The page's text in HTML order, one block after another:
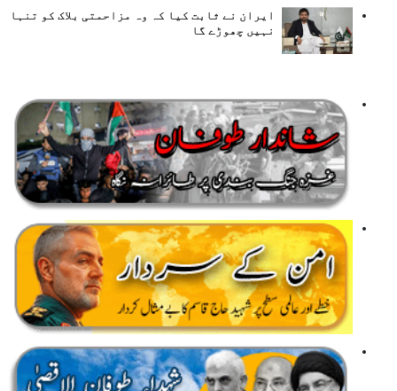
ایران نے ثابت کیا کہ وہ مزاحمتی بلاک کو تنہا
نہیں چھوڑے گا